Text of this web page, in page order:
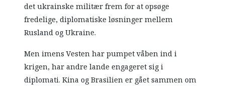
det ukrainske militær frem for at opsøge
fredelige, diplomatiske løsninger mellem
Rusland og Ukraine.
Men imens Vesten har pumpet våben ind i
krigen, har andre lande engageret sig i
diplomati. Kina og Brasilien er gået sammen om